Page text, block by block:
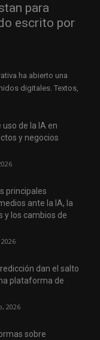
para
escrito por
ha abierto una
digitales. Textos,
de la IA en
y negocios
principales
ante la IA, la
y los cambios de
dan el salto
plataforma de
2026
sobre